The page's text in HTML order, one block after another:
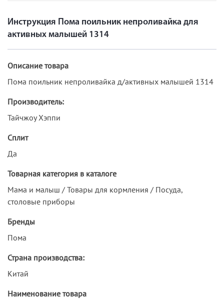
Инструкция Пома поильник непроливайка для
активных малышей 1314
Описание товара
Пома поильник непроливайка д/активных малышей 1314
Производитель:
Тайчжоу Хэппи
Сплит
Да
Товарная категория в каталоге
Мама и малыш / Товары для кормления / Посуда,
столовые приборы
Бренды
Пома
Страна производства:
Китай
Наименование товара